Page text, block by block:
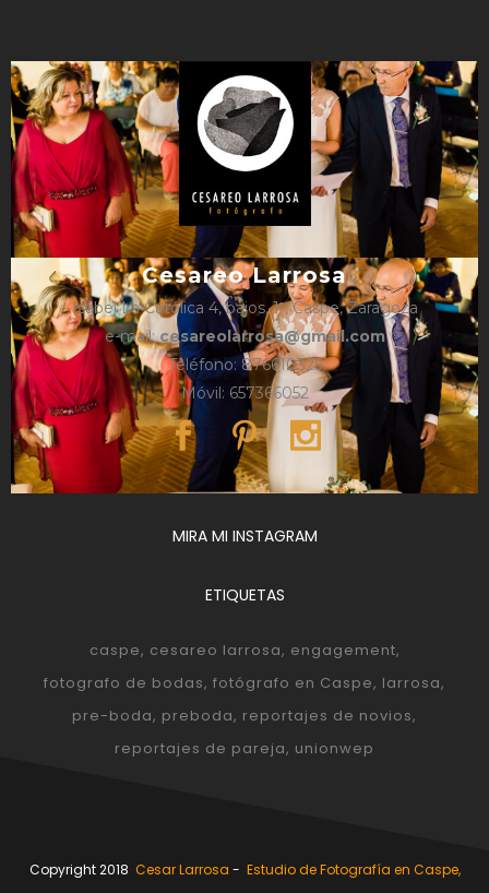
Cesareo Larrosa
Isabel La Católica 4, bajos, 1º, Caspe, Zaragoza
e-mail:cesareolarrosa@gmail.com
Teléfono: 876610325
Móvil: 657366052
MIRA MI INSTAGRAM
ETIQUETAS
caspe cesareo larrosa engagement
fotografo de bodas fotógrafo en Caspe larrosa
pre-boda preboda reportajes de novios
reportajes de pareja unionwep
Copyright 2018 Cesar Larrosa - Estudio de Fotografía en Caspe,